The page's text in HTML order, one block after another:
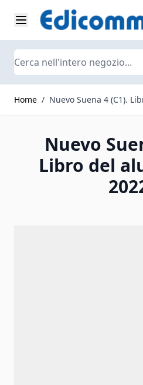
Salta al contenuto
Search
Home / Nuevo Suena 4 (C1).
Nuevo
Libro del